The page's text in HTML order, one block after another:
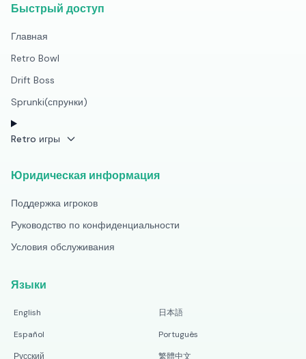
Быстрый доступ
Главная
Retro Bowl
Drift Boss
Sprunki(спрунки)
Retro игры
Юридическая информация
Поддержка игроков
Руководство по конфиденциальности
Условия обслуживания
Языки
English
日本語
Español
Português
Русский
繁體中文